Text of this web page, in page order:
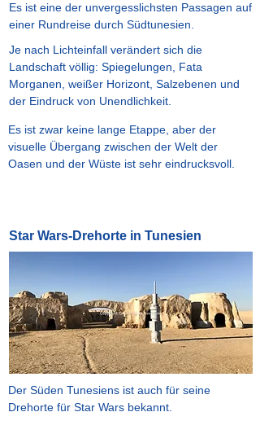
Es ist eine der unvergesslichsten Passagen auf
einer Rundreise durch Südtunesien.
Je nach Lichteinfall verändert sich die
Landschaft völlig: Spiegelungen, Fata
Morganen, weißer Horizont, Salzebenen und
der Eindruck von Unendlichkeit.
Es ist zwar keine lange Etappe, aber der
visuelle Übergang zwischen der Welt der
Oasen und der Wüste ist sehr eindrucksvoll.
Star Wars-Drehorte in Tunesien
Der Süden Tunesiens ist auch für seine
Drehorte für Star Wars bekannt.